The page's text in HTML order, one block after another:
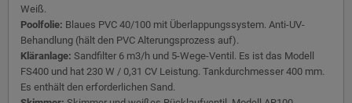
Weiß.
Poolfolie: Blaues PVC 40/100 mit Überlappungssystem. Anti-UV-
Behandlung (hält den PVC Alterungsprozess auf).
Kläranlage: Sandfilter 6 m3/h und 5-Wege-Ventil. Es ist das Modell
FS400 und hat 230 W / 0,31 CV Leistung. Tankdurchmesser 400 mm.
Es enthält den erforderlichen Sand.